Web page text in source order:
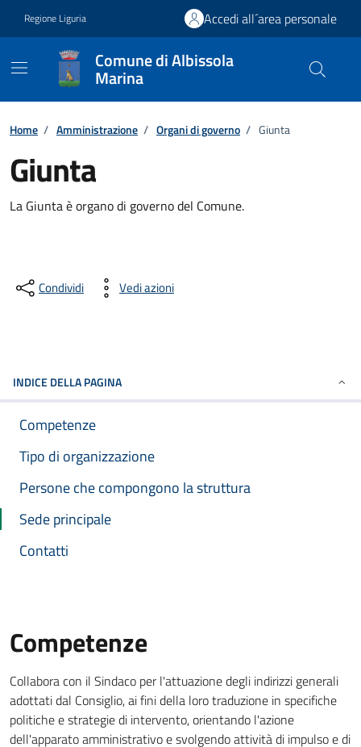
Regione Liguria Accedi all´area personale
Comune di Albissola
Marina
Home / Amministrazione / Organi di governo / Giunta
Giunta
La Giunta è organo di governo del Comune.
Condividi Vedi azioni
INDICE DELLA PAGINA
Competenze
Tipo di organizzazione
Persone che compongono la struttura
Sede principale
Contatti
Competenze
Collabora con il Sindaco per l'attuazione degli indirizzi generali
adottati dal Consiglio, ai fini della loro traduzione in specifiche
politiche e strategie di intervento, orientando l'azione
dell'apparato amministrativo e svolgendo attività di impulso e di